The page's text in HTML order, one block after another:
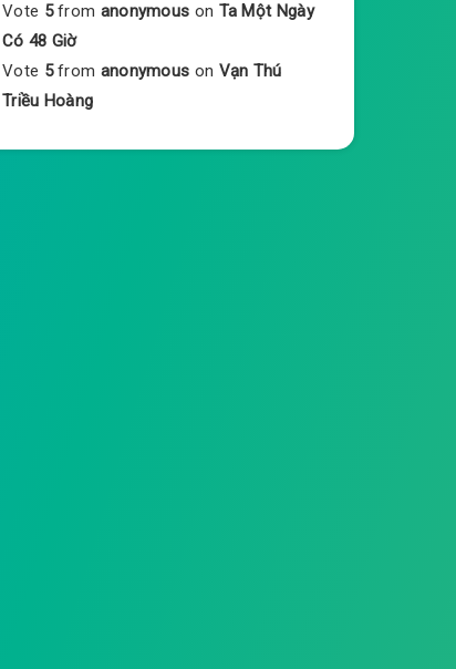
Vote 5 from anonymous on Ta Một Ngày
Có 48 Giờ
Vote 5 from anonymous on Vạn Thú
Triều Hoàng